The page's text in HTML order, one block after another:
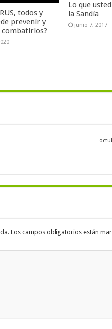
todos y
prevenir y
combatirlos?
Lo que
la Sandía
junio 7, 2017
Los campos obligatorios están